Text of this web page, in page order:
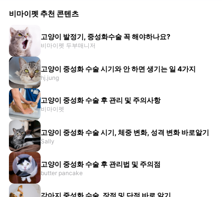
비마이펫 추천 콘텐츠
고양이 발정기, 중성화수술 꼭 해야하나요?
비마이펫 두부매니저
고양이 중성화 수술 시기와 안 하면 생기는 일 4가지
hj.jung
고양이 중성화 수술 후 관리 및 주의사항
비마이펫
고양이 중성화 수술 시기, 체중 변화, 성격 변화 바로알기
Sally
고양이 중성화 수술 후 관리법 및 주의점
butter pancake
강아지 중성화 수술, 장점 및 단점 바로 알기